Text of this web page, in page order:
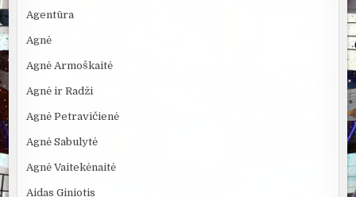
Agentūra
Agnė
Agnė Armoškaitė
Agnė ir Radži
Agnė Petravičienė
Agnė Sabulytė
Agnė Vaitekėnaitė
Aidas Giniotis